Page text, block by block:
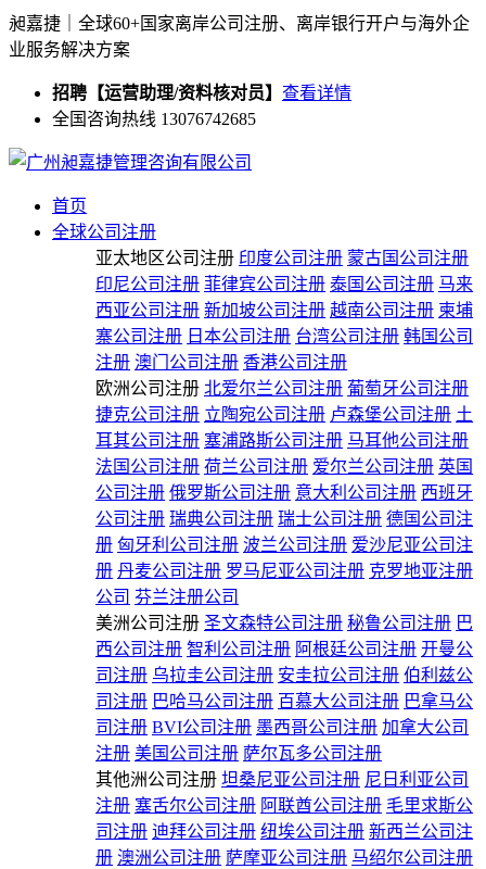
昶嘉捷｜全球60+国家离岸公司注册、离岸银行开户与海外企
业服务解决方案
招聘【运营助理/资料核对员】 查看详情
全国咨询热线 13076742685
首页
全球公司注册
亚太地区公司注册 印度公司注册 蒙古国公司注册
印尼公司注册 菲律宾公司注册 泰国公司注册 马来
西亚公司注册 新加坡公司注册 越南公司注册 柬埔
寨公司注册 日本公司注册 台湾公司注册 韩国公司
注册 澳门公司注册 香港公司注册
欧洲公司注册 北爱尔兰公司注册 葡萄牙公司注册
捷克公司注册 立陶宛公司注册 卢森堡公司注册 土
耳其公司注册 塞浦路斯公司注册 马耳他公司注册
法国公司注册 荷兰公司注册 爱尔兰公司注册 英国
公司注册 俄罗斯公司注册 意大利公司注册 西班牙
公司注册 瑞典公司注册 瑞士公司注册 德国公司注
册 匈牙利公司注册 波兰公司注册 爱沙尼亚公司注
册 丹麦公司注册 罗马尼亚公司注册 克罗地亚注册
公司 芬兰注册公司
美洲公司注册 圣文森特公司注册 秘鲁公司注册 巴
西公司注册 智利公司注册 阿根廷公司注册 开曼公
司注册 乌拉圭公司注册 安圭拉公司注册 伯利兹公
司注册 巴哈马公司注册 百慕大公司注册 巴拿马公
司注册 BVI公司注册 墨西哥公司注册 加拿大公司
注册 美国公司注册 萨尔瓦多公司注册
其他洲公司注册 坦桑尼亚公司注册 尼日利亚公司
注册 塞舌尔公司注册 阿联酋公司注册 毛里求斯公
司注册 迪拜公司注册 纽埃公司注册 新西兰公司注
册 澳洲公司注册 萨摩亚公司注册 马绍尔公司注册